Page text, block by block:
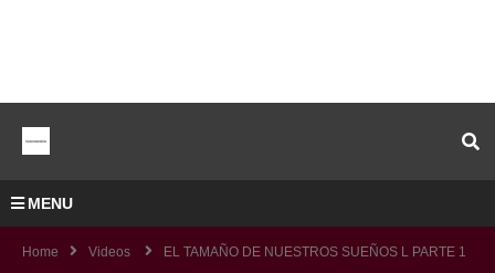
MENU
Home Videos EL TAMAÑO DE NUESTROS SUEÑOS L PARTE 1